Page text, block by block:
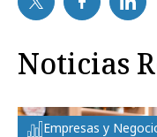
Noticias
Empresas y